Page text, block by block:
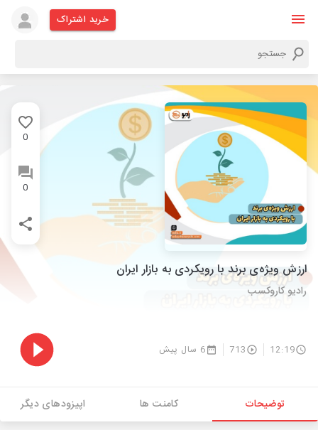
خرید اشتراک
0
0
ارزش ویژه‌ی برند با رویکردی به بازار ایران
رادیو کاروکسب
12:19
713 6 سال پیش
توضیحات کامنت ها اپیزودهای دیگر